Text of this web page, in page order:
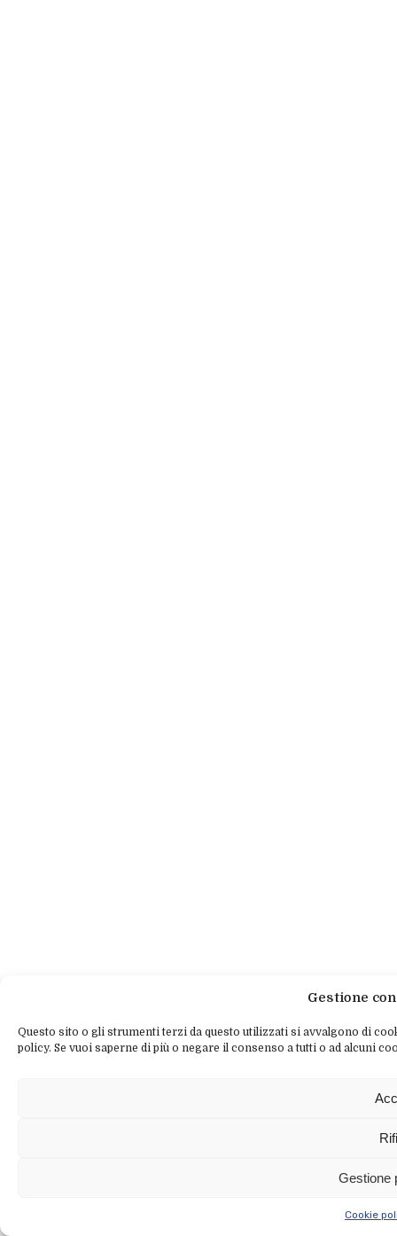
Gestione
Questo sito o gli strumenti terzi da questo utilizzati si avvalgono di
policy. Se vuoi saperne di più o negare il consenso a tutti o ad alcuni
Gestione
Cookie